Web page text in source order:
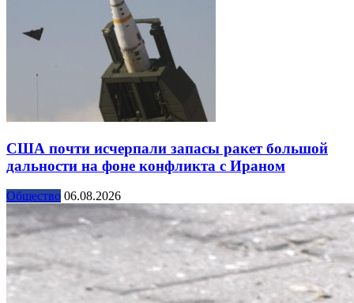
США почти исчерпали запасы ракет большой
дальности на фоне конфликта с Ираном
Общество 06.08.2026